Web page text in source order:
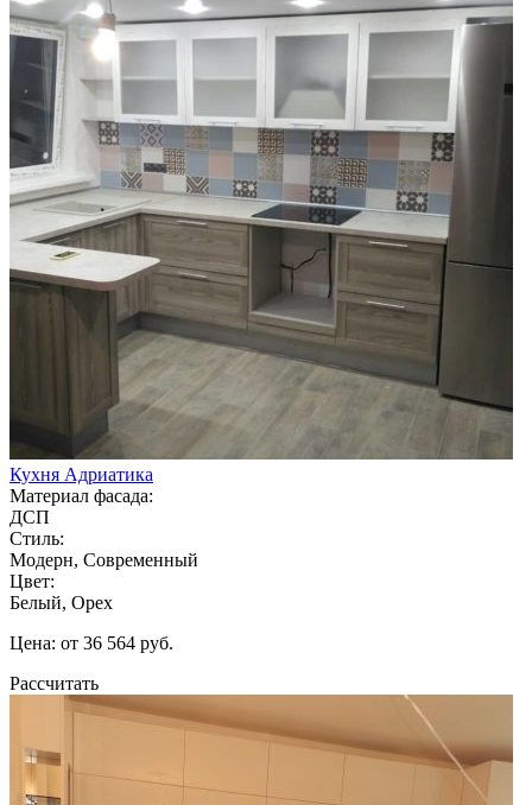
Кухня Адриатика
Материал фасада:
ДСП
Стиль:
Модерн, Современный
Цвет:
Белый, Орех
Цена: от 36 564 руб.
Рассчитать